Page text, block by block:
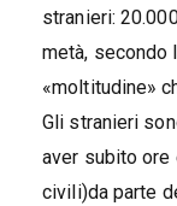
stranieri:
metà, secondo
«moltitudine»
Gli stranieri
aver subito ore
civili)da parte